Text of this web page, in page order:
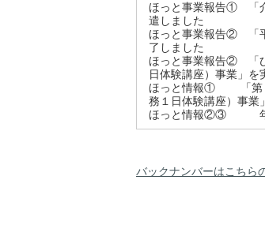
ほっと事業報告① 「
遣しました
ほっと事業報告② 「
了しました
ほっと事業報告② 「
日体験講座）事業」を
ほっと情報① 「第２
務１日体験講座）事業
ほっと情報②③ 年末
バックナンバーはこちら